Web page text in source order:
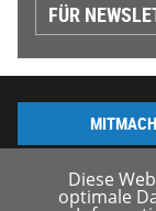
Diese
optimale
FÜR